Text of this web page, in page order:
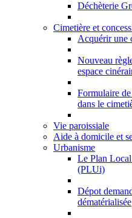
Déchèterie
Cimetière et
Acquérir une
Nouveau
espace
Formulaire
dans le
Vie paroissiale
Aide à domicile et
Urbanisme
Le Plan
(PLUi)
Dépot
dématérialisée